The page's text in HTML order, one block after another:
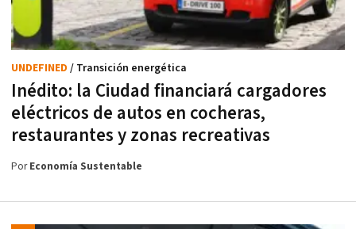
Inédito: la Ciudad financiará cargadores
eléctricos de autos en cocheras,
restaurantes y zonas recreativas
UNDEFINED / Transición energética
PorEconomía Sustentable